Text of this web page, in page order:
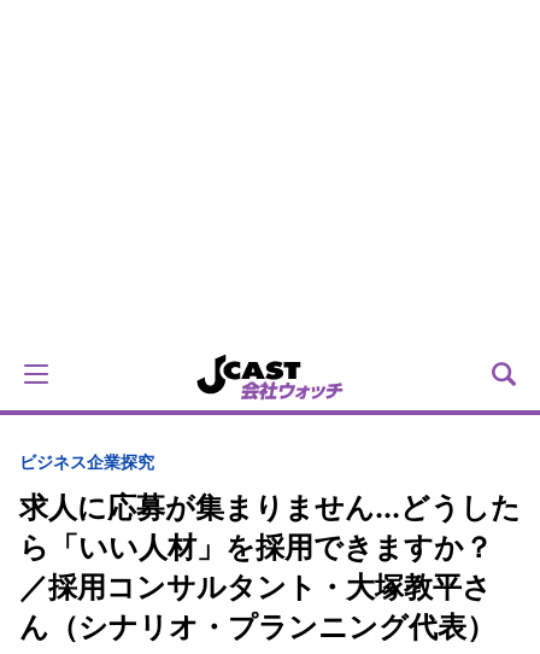
ビジネス企業探究
求人に応募が集まりません...どうした
ら「いい人材」を採用できますか？
／採用コンサルタント・大塚教平さ
ん（シナリオ・プランニング代表）